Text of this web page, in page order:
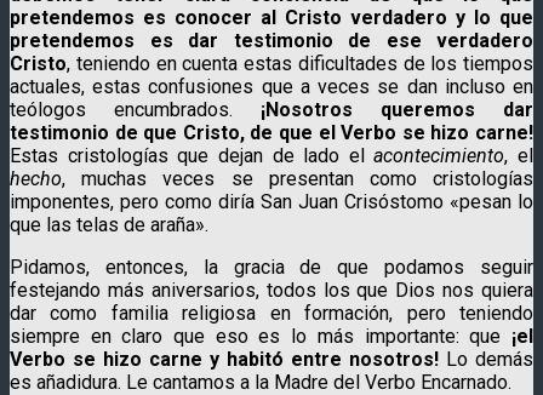
pretendemos es conocer al Cristo verdadero y lo que
pretendemos es dar testimonio de ese verdadero
Cristo, teniendo en cuenta estas dificultades de los tiempos
actuales, estas confusiones que a veces se dan incluso en
teólogos encumbrados. ¡Nosotros queremos dar
testimonio de que Cristo, de que el Verbo se hizo carne!
Estas cristologías que dejan de lado elacontecimiento, el
hecho, muchas veces se presentan como cristologías
imponentes, pero como diría San Juan Crisóstomo «pesan lo
que las telas de araña».
Pidamos, entonces, la gracia de que podamos seguir
festejando más aniversarios, todos los que Dios nos quiera
dar como familia religiosa en formación, pero teniendo
siempre en claro que eso es lo más importante: que ¡el
Verbo se hizo carne y habitó entre nosotros! Lo demás
es añadidura. Le cantamos a la Madre del Verbo Encarnado.